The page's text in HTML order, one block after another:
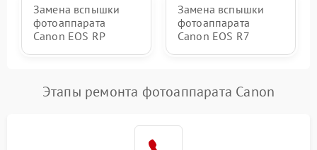
Замена вспышки
фотоаппарата
Canon EOS RP
Замена вспышки
фотоаппарата
Canon EOS R7
Этапы ремонта фотоаппарата Canon